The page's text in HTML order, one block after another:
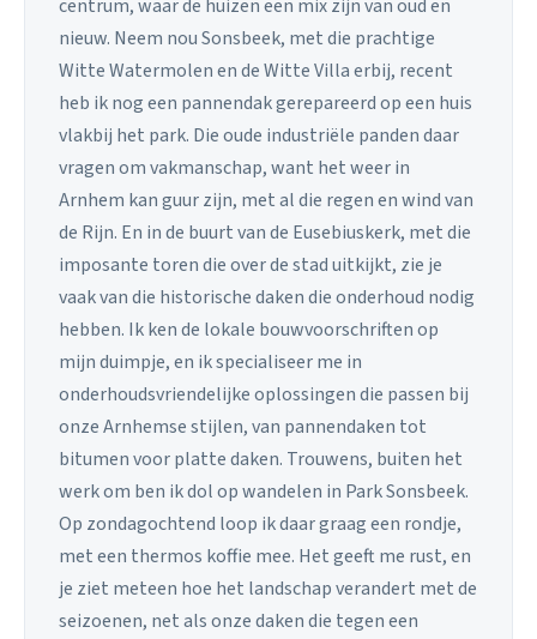
centrum, waar de huizen een mix zijn van oud en
nieuw. Neem nou Sonsbeek, met die prachtige
Witte Watermolen en de Witte Villa erbij, recent
heb ik nog een pannendak gerepareerd op een huis
vlakbij het park. Die oude industriële panden daar
vragen om vakmanschap, want het weer in
Arnhem kan guur zijn, met al die regen en wind van
de Rijn. En in de buurt van de Eusebiuskerk, met die
imposante toren die over de stad uitkijkt, zie je
vaak van die historische daken die onderhoud nodig
hebben. Ik ken de lokale bouwvoorschriften op
mijn duimpje, en ik specialiseer me in
onderhoudsvriendelijke oplossingen die passen bij
onze Arnhemse stijlen, van pannendaken tot
bitumen voor platte daken. Trouwens, buiten het
werk om ben ik dol op wandelen in Park Sonsbeek.
Op zondagochtend loop ik daar graag een rondje,
met een thermos koffie mee. Het geeft me rust, en
je ziet meteen hoe het landschap verandert met de
seizoenen, net als onze daken die tegen een